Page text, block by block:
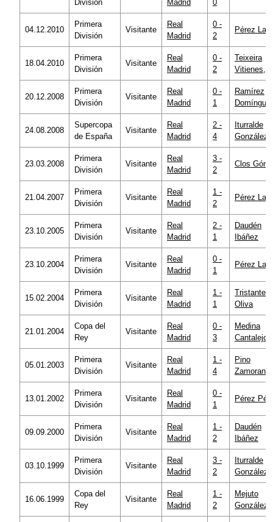
División Madrid 0
04.12.2010
Primera
División
Visitante
Real
Madrid
0 -
2
Pérez
18.04.2010
Primera
División
Visitante
Real
Madrid
0 -
2
Teixeira
Vitienes,
20.12.2008
Primera
División
Visitante
Real
Madrid
0 -
1
Ramírez
24.08.2008
Supercopa
de España
Visitante
Real
Madrid
2 -
4
Iturralde
González
23.03.2008
Primera
División
Visitante
Real
Madrid
3 -
2
Clos
21.04.2007
Primera
División
Visitante
Real
Madrid
1 -
2
Pérez
23.10.2005
Primera
División
Visitante
Real
Madrid
2 -
1
Daudén
Ibáñez
23.10.2004
Primera
División
Visitante
Real
Madrid
0 -
1
Pérez
15.02.2004
Primera
División
Visitante
Real
Madrid
1 -
1
Tristante
Oliva
21.01.2004
Copa del
Rey
Visitante
Real
Madrid
0 -
3
Medina
Cantalejo
05.01.2003
Primera
División
Visitante
Real
Madrid
1 -
4
Pino
Zamorano
13.01.2002
Primera
División
Visitante
Real
Madrid
0 -
1
Pérez
09.09.2000
Primera
División
Visitante
Real
Madrid
1 -
2
Daudén
Ibáñez
03.10.1999
Primera
División
Visitante
Real
Madrid
3 -
2
Iturralde
González
16.06.1999
Copa del
Rey
Visitante
Real
Madrid
1 -
2
Mejuto
González